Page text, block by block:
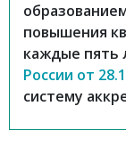
повышения
каждые пять
России от
систему